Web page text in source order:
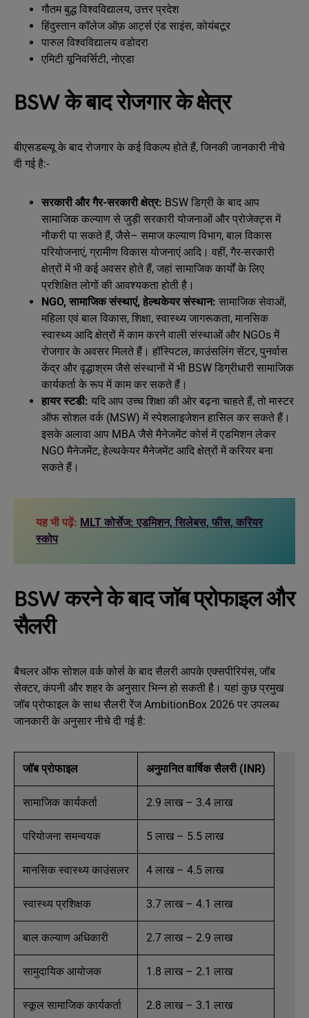
गौतम बुद्ध विश्वविद्यालय, उत्तर प्रदेश
हिंदुस्तान कॉलेज ऑफ़ आर्ट्स एंड साइंस, कोयंबटूर
पारुल विश्वविद्यालय वडोदरा
एमिटी यूनिवर्सिटी, नोएडा
BSW के बाद रोजगार के क्षेत्र
बीएसडब्ल्यू के बाद रोजगार के कई विकल्प होते हैं, जिनकी जानकारी नीचे
दी गई है:-
सरकारी और गैर-सरकारी क्षेत्र: BSW डिग्री के बाद आप
सामाजिक कल्याण से जुड़ी सरकारी योजनाओं और प्रोजेक्ट्स में
नौकरी पा सकते हैं, जैसे– समाज कल्याण विभाग, बाल विकास
परियोजनाएं, ग्रामीण विकास योजनाएं आदि। वहीं, गैर-सरकारी
क्षेत्रों में भी कई अवसर होते हैं, जहां सामाजिक कार्यों के लिए
प्रशिक्षित लोगों की आवश्यकता होती है।
NGO, सामाजिक संस्थाएं, हेल्थकेयर संस्थान: सामाजिक सेवाओं,
महिला एवं बाल विकास, शिक्षा, स्वास्थ्य जागरूकता, मानसिक
स्वास्थ्य आदि क्षेत्रों में काम करने वाली संस्थाओं और NGOs में
रोजगार के अवसर मिलते हैं। हॉस्पिटल, काउंसलिंग सेंटर, पुनर्वास
केंद्र और वृद्धाश्रम जैसे संस्थानों में भी BSW डिग्रीधारी सामाजिक
कार्यकर्ता के रूप में काम कर सकते हैं।
हायर स्टडी: यदि आप उच्च शिक्षा की ओर बढ़ना चाहते हैं, तो मास्टर
ऑफ सोशल वर्क (MSW) में स्पेशलाइजेशन हासिल कर सकते हैं।
इसके अलावा आप MBA जैसे मैनेजमेंट कोर्स में एडमिशन लेकर
NGO मैनेजमेंट, हेल्थकेयर मैनेजमेंट आदि क्षेत्रों में करियर बना
सकते हैं।
यह भी पढ़ें: MLT कोर्सेज: एडमिशन, सिलेबस, फीस, करियर
स्कोप
BSW करने के बाद जॉब प्रोफाइल और
सैलरी
बैचलर ऑफ सोशल वर्क कोर्स के बाद सैलरी आपके एक्सपीरियंस, जॉब
सेक्टर, कंपनी और शहर के अनुसार भिन्न हो सकती है। यहां कुछ प्रमुख
जॉब प्रोफाइल के साथ सैलरी रेंज AmbitionBox 2026 पर उपलब्ध
जानकारी के अनुसार नीचे दी गई है:
जॉब प्रोफाइल अनुमानित वार्षिक सैलरी (INR)
सामाजिक कार्यकर्ता 2.9 लाख – 3.4 लाख
परियोजना समन्वयक 5 लाख – 5.5 लाख
मानसिक स्वास्थ्य काउंसलर 4 लाख – 4.5 लाख
स्वास्थ्य प्रशिक्षक 3.7 लाख – 4.1 लाख
बाल कल्याण अधिकारी 2.7 लाख – 2.9 लाख
सामुदायिक आयोजक 1.8 लाख – 2.1 लाख
स्कूल सामाजिक कार्यकर्ता 2.8 लाख – 3.1 लाख